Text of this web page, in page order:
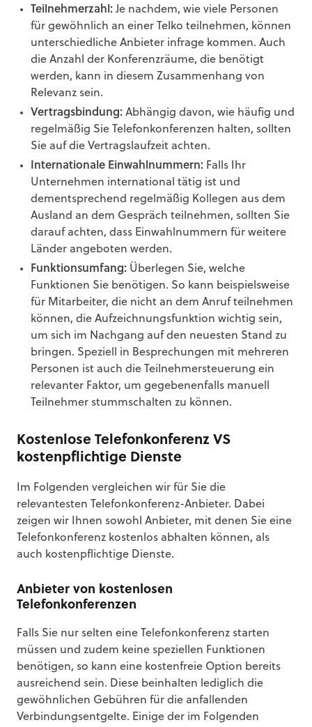
Teilnehmerzahl: Je nachdem, wie viele Personen
für gewöhnlich an einer Telko teilnehmen, können
unterschiedliche Anbieter infrage kommen. Auch
die Anzahl der Konferenzräume, die benötigt
werden, kann in diesem Zusammenhang von
Relevanz sein.
Vertragsbindung: Abhängig davon, wie häufig und
regelmäßig Sie Telefonkonferenzen halten, sollten
Sie auf die Vertragslaufzeit achten.
Internationale Einwahlnummern: Falls Ihr
Unternehmen international tätig ist und
dementsprechend regelmäßig Kollegen aus dem
Ausland an dem Gespräch teilnehmen, sollten Sie
darauf achten, dass Einwahlnummern für weitere
Länder angeboten werden.
Funktionsumfang: Überlegen Sie, welche
Funktionen Sie benötigen. So kann beispielsweise
für Mitarbeiter, die nicht an dem Anruf teilnehmen
können, die Aufzeichnungsfunktion wichtig sein,
um sich im Nachgang auf den neuesten Stand zu
bringen. Speziell in Besprechungen mit mehreren
Personen ist auch die Teilnehmersteuerung ein
relevanter Faktor, um gegebenenfalls manuell
Teilnehmer stummschalten zu können.
Kostenlose Telefonkonferenz VS
kostenpflichtige Dienste
Im Folgenden vergleichen wir für Sie die
relevantesten Telefonkonferenz-Anbieter. Dabei
zeigen wir Ihnen sowohl Anbieter, mit denen Sie eine
Telefonkonferenz kostenlos abhalten können, als
auch kostenpflichtige Dienste.
Anbieter von kostenlosen
Telefonkonferenzen
Falls Sie nur selten eine Telefonkonferenz starten
müssen und zudem keine speziellen Funktionen
benötigen, so kann eine kostenfreie Option bereits
ausreichend sein. Diese beinhalten lediglich die
gewöhnlichen Gebühren für die anfallenden
Verbindungsentgelte. Einige der im Folgenden
Anbieter Teilnehmeranzahl
Deutsche
Telefonkonferenz
unbegrenzt